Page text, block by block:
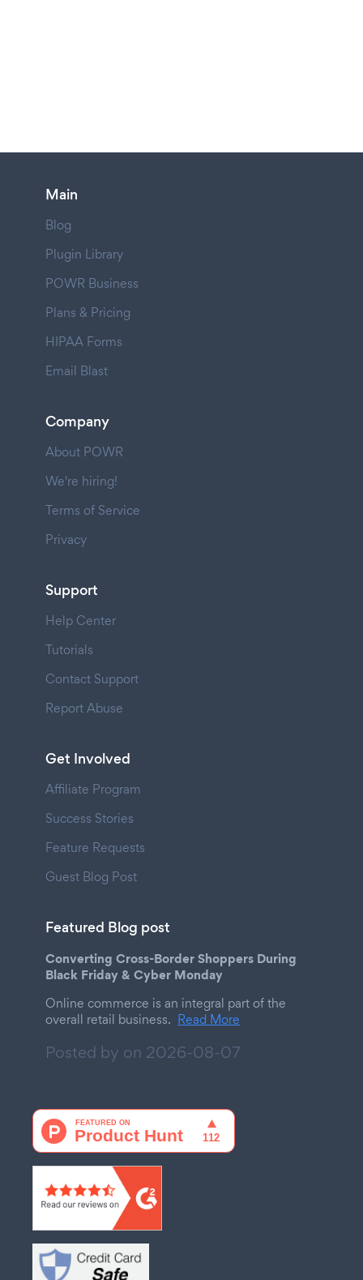
Main
Blog
Plugin Library
POWR Business
Plans & Pricing
HIPAA Forms
Email Blast
Company
About POWR
We're hiring!
Terms of Service
Privacy
Support
Help Center
Tutorials
Contact Support
Report Abuse
Get Involved
Affiliate Program
Success Stories
Feature Requests
Guest Blog Post
Featured Blog post
Converting Cross-Border Shoppers During
Black Friday & Cyber Monday
Online commerce is an integral part of the
overall retail business. Read More
Posted by on 2026-08-07